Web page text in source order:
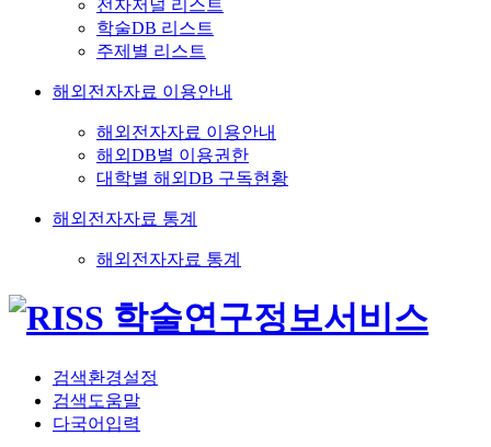
전자저널 리스트
학술DB 리스트
주제별 리스트
해외전자자료 이용안내
해외전자자료 이용안내
해외DB별 이용권한
대학별 해외DB 구독현황
해외전자자료 통계
해외전자자료 통계
검색환경설정
검색도움말
다국어입력